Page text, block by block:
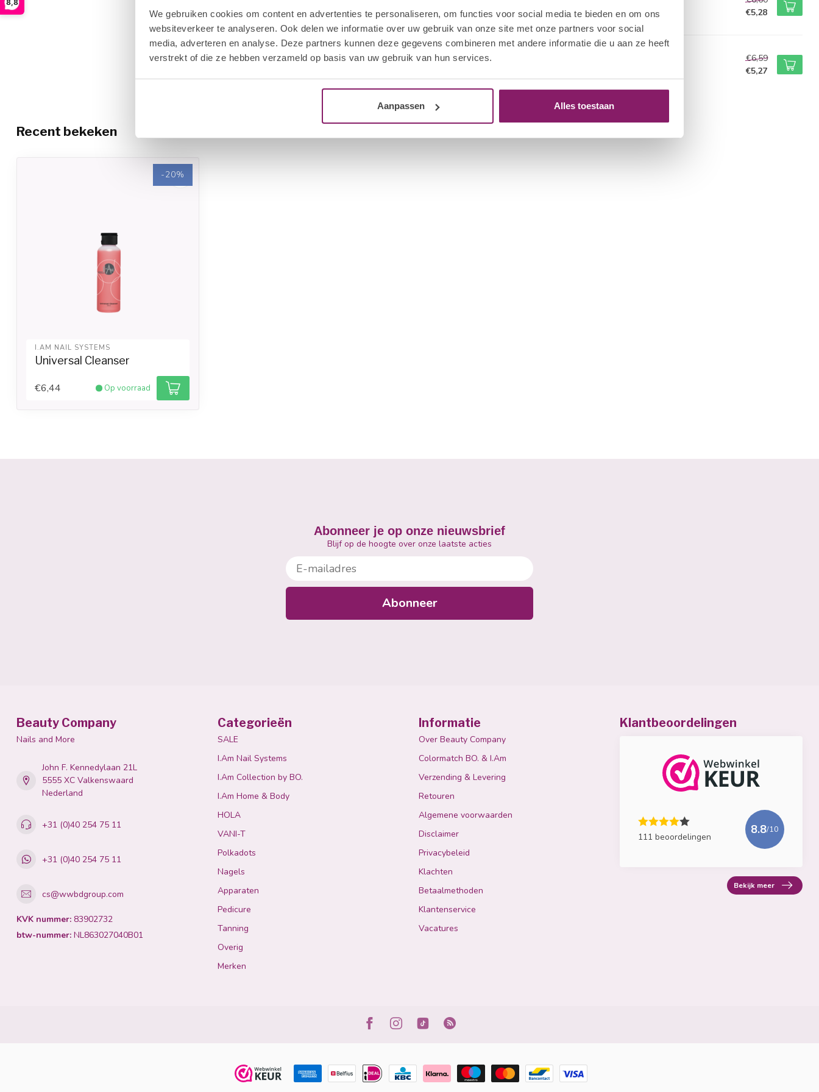
We gebruiken cookies om content en advertenties te personaliseren, om functies voor social media te bieden en om ons
websiteverkeer te analyseren. Ook delen we informatie over uw gebruik van onze site met onze partners voor social
media, adverteren en analyse. Deze partners kunnen deze gegevens combineren met andere informatie die u aan ze heeft
verstrekt of die ze hebben verzameld op basis van uw gebruik van hun services.
Aanpassen Alles toestaan
8,8
Op voorraad
€5,28
Op voorraad
€6,59
€5,27
Recent bekeken
-20%
I.AM NAIL SYSTEMS
Universal Cleanser
€6,44 Op voorraad
Abonneer je op onze nieuwsbrief
Blijf op de hoogte over onze laatste acties
E-mailadres
Abonneer
Beauty Company
Nails and More
John F. Kennedylaan 21L
5555 XC Valkenswaard
Nederland
+31 (0)40 254 75 11
+31 (0)40 254 75 11
cs@wwbdgroup.com
KVK nummer: 83902732
btw-nummer: NL863027040B01
Categorieën
SALE
I.Am Nail Systems
I.Am Collection by BO.
I.Am Home & Body
HOLA
VANI-T
Polkadots
Nagels
Apparaten
Pedicure
Tanning
Overig
Merken
Informatie
Over Beauty Company
Colormatch BO. & I.Am
Verzending & Levering
Retouren
Algemene voorwaarden
Disclaimer
Privacybeleid
Klachten
Betaalmethoden
Klantenservice
Vacatures
Klantbeoordelingen
111 beoordelingen
8.8/10
Bekijk meer